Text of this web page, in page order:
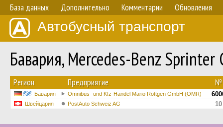
База данных Дополнительно Комментарии Обновления
Автобусный транспорт
Бавария, Mercedes-Benz
Регион Предприятие №
Бавария Omnibus- und Kfz-Handel Mario Röttgen GmbH (OMR)
Швейцария PostAuto Schweiz AG 10